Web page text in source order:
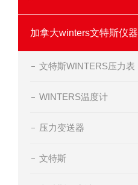
加拿大winters文特斯仪器
文特斯WINTERS压力表
WINTERS温度计
压力变送器
文特斯